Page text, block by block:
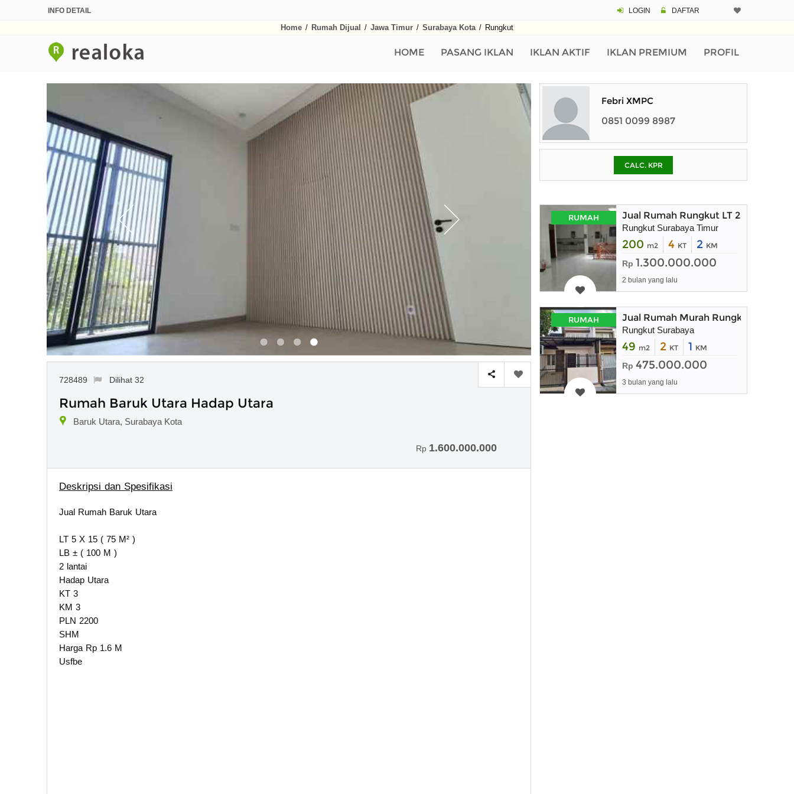
INFO DETAIL LOGIN DAFTAR
Home / Rumah Dijual / Jawa Timur / Surabaya Kota / Rungkut
HOME PASANG IKLAN IKLAN AKTIF IKLAN PREMIUM PROFIL
728489 Dilihat 32
Rumah Baruk Utara Hadap Utara
Baruk Utara, Surabaya Kota
Rp 1.600.000.000
Deskripsi dan Spesifikasi
Jual Rumah Baruk Utara
LT 5 X 15 ( 75 M² )
LB ± ( 100 M )
2 lantai
Hadap Utara
KT 3
KM 3
PLN 2200
SHM
Harga Rp 1.6 M
Usfbe
Pinjaman (PIN)
pada kotak-
Febri XMPC
0851 0099 8987
CALC. KPR
RUMAH Jual Rumah Rungkut LT 200m
Rungkut Surabaya Timur
200 m2 4 KT 2 KM
Rp 1.300.000.000
2 bulan yang lalu
RUMAH Jual Rumah Murah Rungkut
Rungkut Surabaya
49 m2 2 KT 1 KM
Rp 475.000.000
3 bulan yang lalu